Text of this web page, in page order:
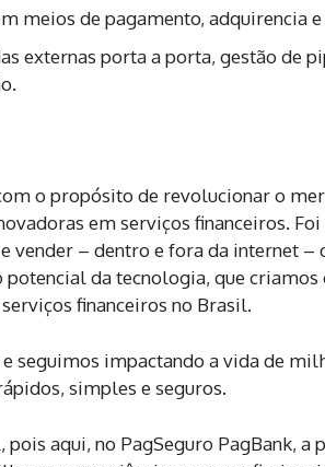
meios de pagamento, adquirencia
externas porta a porta, gestão de
o propósito de revolucionar o
em serviços financeiros.
vender – dentro e fora da internet
da tecnologia, que
financeiros no Brasil.
seguimos impactando a vida de
simples e seguros.
pois aqui, no PagSeguro PagBank, a